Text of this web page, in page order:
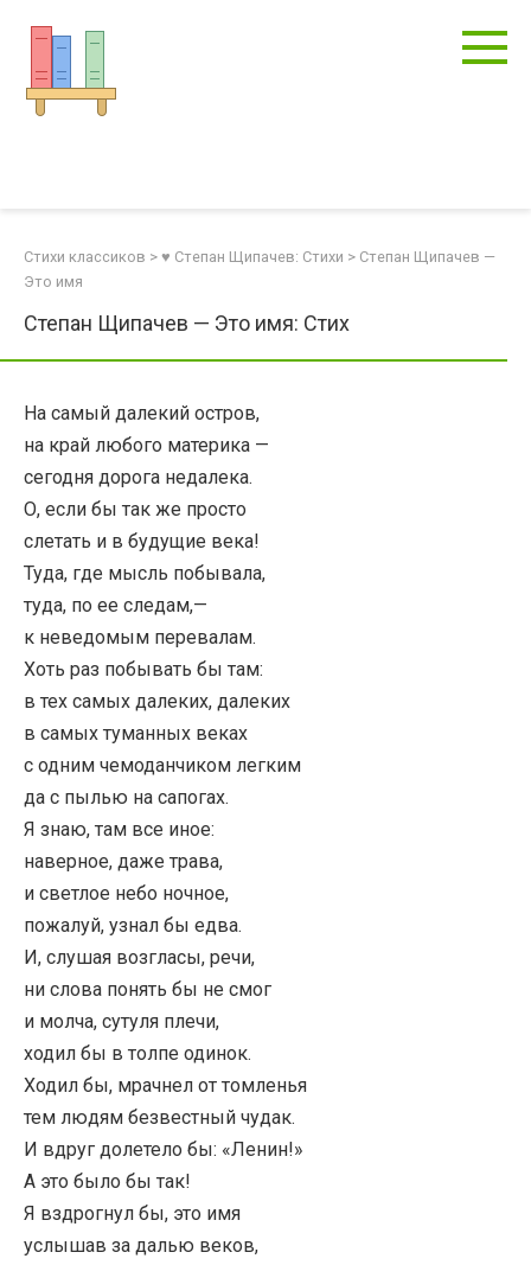
контенту
Стихи классиков > ♥ Степан Щипачев: Стихи > Степан Щипачев —
Это имя
Степан Щипачев — Это имя: Стих
На самый далекий остров,
на край любого материка —
сегодня дорога недалека.
О, если бы так же просто
слетать и в будущие века!
Туда, где мысль побывала,
туда, по ее следам,—
к неведомым перевалам.
Хоть раз побывать бы там:
в тех самых далеких, далеких
в самых туманных веках
с одним чемоданчиком легким
да с пылью на сапогах.
Я знаю, там все иное:
наверное, даже трава,
и светлое небо ночное,
пожалуй, узнал бы едва.
И, слушая возгласы, речи,
ни слова понять бы не смог
и молча, сутуля плечи,
ходил бы в толпе одинок.
Ходил бы, мрачнел от томленья
тем людям безвестный чудак.
И вдруг долетело бы: «Ленин!»
А это было бы так!
Я вздрогнул бы, это имя
услышав за далью веков,